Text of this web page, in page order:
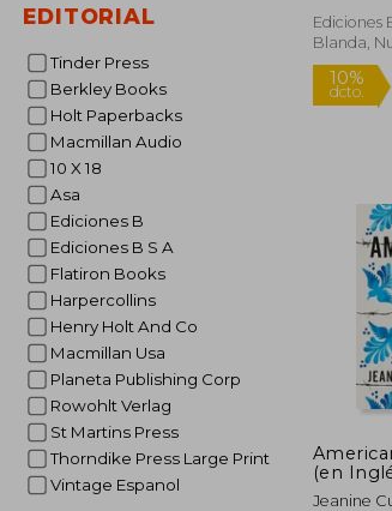
EDITORIAL
Tinder Press
Berkley Books
Holt Paperbacks
Macmillan Audio
10 X 18
Asa
Ediciones B
Ediciones B S A
Flatiron Books
Harpercollins
Henry Holt And Co
Macmillan Usa
Planeta Publishing Corp
Rowohlt Verlag
St Martins Press
Thorndike Press Large Print
Vintage Espanol
Ediciones
Blanda,
(en
Jeanine